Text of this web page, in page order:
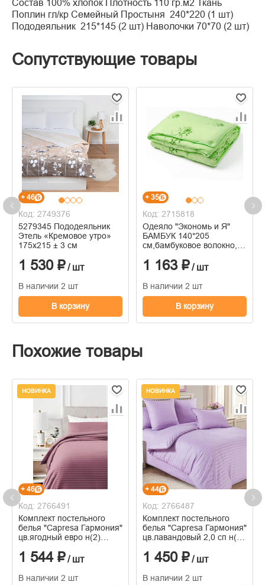
Состав 100% хлопок Плотность 110 гр.м2 Ткань
Поплин гл/кр Семейный Простыня 240*220 (1 шт)
Пододеяльник 215*145 (2 шт) Наволочки 70*70 (2 шт)
Сопутствующие товары
+ 46
Код: 2749376
5279345 Пододеяльник
Этель «Кремовое утро»
175х215 ± 3 см
1 530 ₽/ шт
В наличии 2 шт
В корзину
+ 35
Код: 2715818
Одеяло "Экономь и Я"
БАМБУК 140*205
см,бамбуковое волокно,
1 163 ₽/ шт
В наличии 2 шт
В корзину
Похожие товары
НОВИНКА
+ 46
Код: 2766491
Комплект постельного
белья "Capresa Гармония"
цв.ягодный евро н(2)
1 544 ₽/ шт
В наличии 2 шт
НОВИНКА
+ 44
Код: 2766487
Комплект постельного
белья "Capresa Гармония"
цв.лавандовый 2,0 сп н(2)
1 450 ₽/ шт
В наличии 2 шт